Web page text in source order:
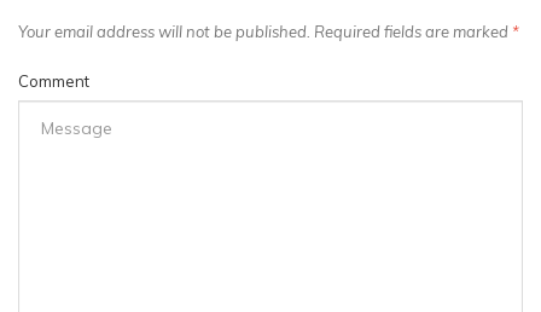
Your email address will not be published. Required fields are marked *
Comment